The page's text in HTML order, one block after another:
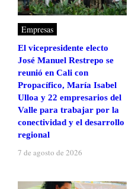
Empresas
El vicepresidente electo
José Manuel Restrepo se
reunió en Cali con
Propacífico, María Isabel
Ulloa y 22 empresarios del
Valle para trabajar por la
conectividad y el desarrollo
regional
7 de agosto de 2026